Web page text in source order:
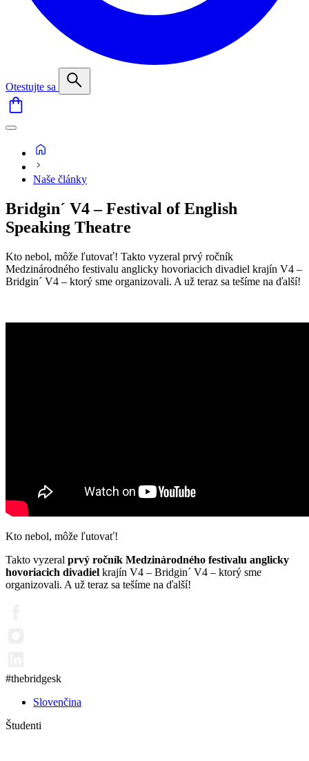
Otestujte sa
Naše články
Bridgin´ V4 – Festival of English
Speaking Theatre
Kto nebol, môže ľutovať! Takto vyzeral prvý ročník
Medzinárodného festivalu anglicky hovoriacich divadiel krajín V4 –
Bridgin´ V4 – ktorý sme organizovali. A už teraz sa tešíme na ďalší!
Kto nebol, môže ľutovať!
Takto vyzeral prvý ročník Medzinárodného festivalu anglicky
hovoriacich divadiel krajín V4 – Bridgin´ V4 – ktorý sme
organizovali. A už teraz sa tešíme na ďalší!
#thebridgesk
Slovenčina
Študenti